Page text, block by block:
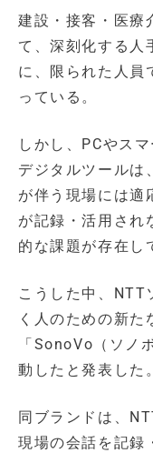
建設・接客・医療
て、深刻化する人
に、限られた人員
っている。
しかし、PCやス
デジタルツールは
が伴う現場には適
が記録・活用され
的な課題が存在し
こうした中、NTT
く人のための新た
「SonoVo（ソノ
動したと発表した。
同ブランドは、
現場の会話を記録